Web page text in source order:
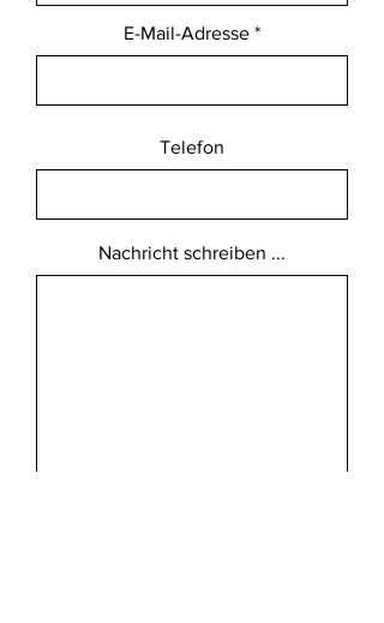
E-Mail-Adresse
Telefon
Nachricht schreiben ...